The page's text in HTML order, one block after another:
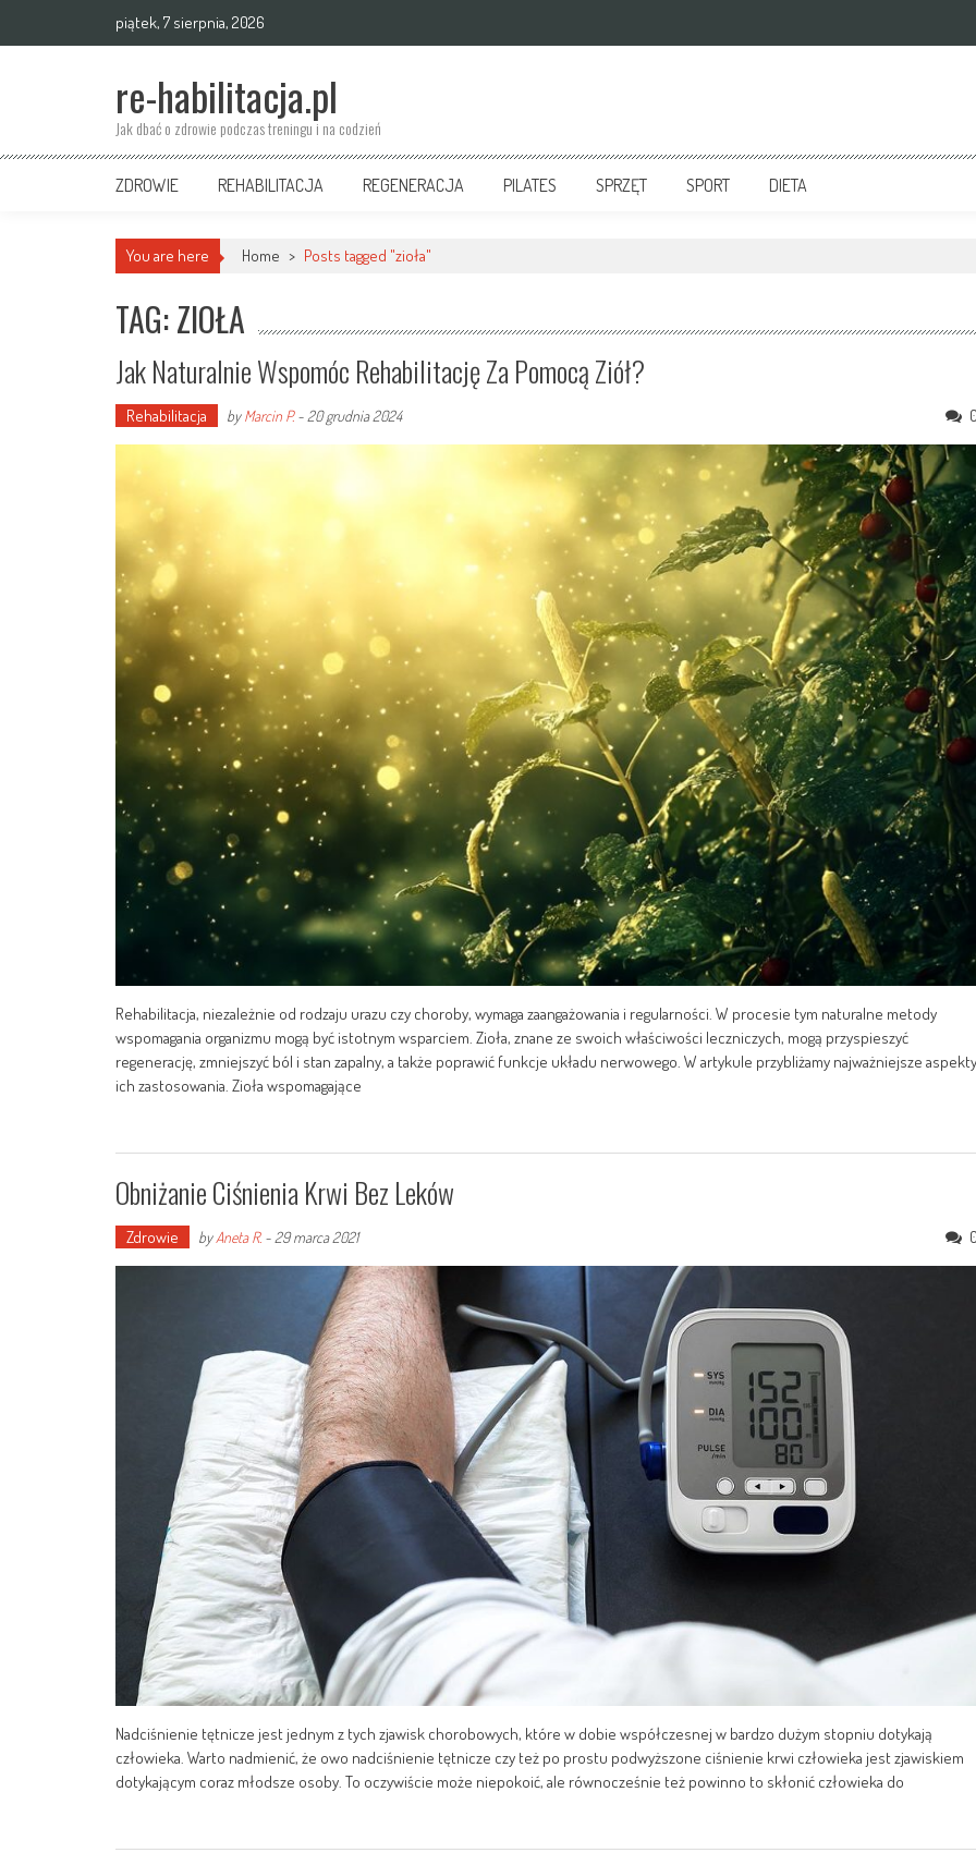
piątek, 7 sierpnia, 2026
re-habilitacja.pl
Jak dbać o zdrowie podczas treningu i na codzień
ZDROWIE REHABILITACJA REGENERACJA PILATES SPRZĘT SPORT DIETA
You are here Home > Posts tagged "zioła"
TAG: ZIOŁA
Jak Naturalnie Wspomóc Rehabilitację Za Pomocą Ziół?
Rehabilitacja byMarcin P.- 20 grudnia 2024
Rehabilitacja, niezależnie od rodzaju urazu czy choroby, wymaga zaangażowania i regularności. W procesie tym naturalne metody
wspomagania organizmu mogą być istotnym wsparciem. Zioła, znane ze swoich właściwości leczniczych, mogą przyspieszyć
regenerację, zmniejszyć ból i stan zapalny, a także poprawić funkcje układu nerwowego. W artykule przybliżamy najważniejsze aspekty
ich zastosowania. Zioła wspomagające
Obniżanie Ciśnienia Krwi Bez Leków
Zdrowie byAneta R. - 29 marca 2021
Nadciśnienie tętnicze jest jednym z tych zjawisk chorobowych, które w dobie współczesnej w bardzo dużym stopniu dotykają
człowieka. Warto nadmienić, że owo nadciśnienie tętnicze czy też po prostu podwyższone ciśnienie krwi człowieka jest zjawiskiem
dotykającym coraz młodsze osoby. To oczywiście może niepokoić, ale równocześnie też powinno to skłonić człowieka do